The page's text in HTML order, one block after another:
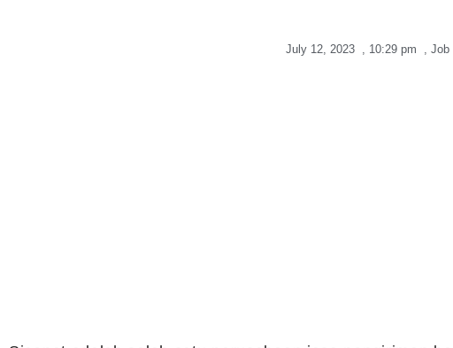
July 12, 2023 10:29 pm Job